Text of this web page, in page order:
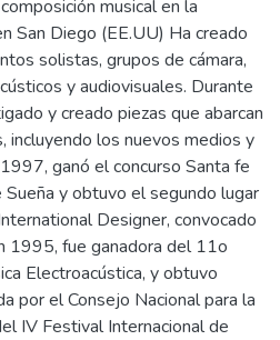
musical en la
San Diego (EE.UU) Ha creado
solistas, grupos de cámara,
y audiovisuales. Durante
y creado piezas que abarcan
incluyendo los nuevos medios y
ganó el concurso Santa fe
y obtuvo el segundo lugar
Designer, convocado
1995, fue ganadora del 11o
Electroacústica, y obtuvo
por el Consejo Nacional para la
IV Festival Internacional de